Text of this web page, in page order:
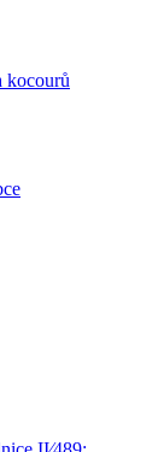
kocourů